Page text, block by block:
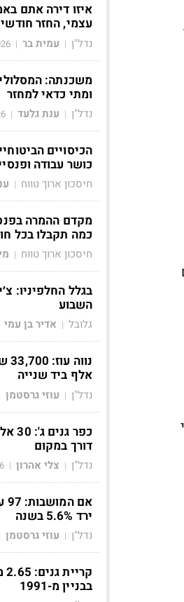
איזו דירה אתם
עצמי, החזר
נדל"ן | עמית בר |
משכנתה:
ומתי כדאי למחזר
נדל"ן | ענת גלעד |
הכיסויים
כושר עבודה
חיסכון ארוך טווח |
מקדם ההמרה
כמה תקבלו בכל
חיסכון ארוך טווח |
השבוע
גלובל | אדיר בן עמי
אלף ביד שנייה
נדל"ן | עוזי גרסטמן
כפר
דורך במקום
נדל"ן | צלי אהרון |
ירד 5.6% בשנה
נדל"ן | עוזי גרסטמן
בבניין מ-1991